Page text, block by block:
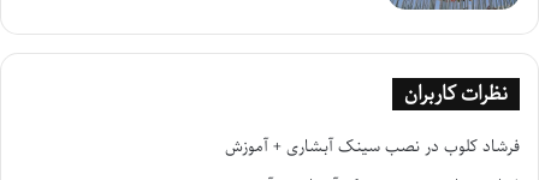
نظرات کاربران
فرشاد کلوب درنصب سینک آبشاری + آموزش